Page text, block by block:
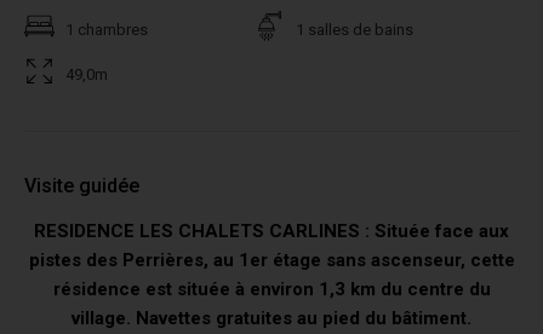
1 chambres 1 salles de bains
49,0m
Visite guidée
RESIDENCE LES CHALETS CARLINES : Située face aux
pistes des Perrières, au 1er étage sans ascenseur, cette
résidence est située à environ 1,3 km du centre du
village. Navettes gratuites au pied du bâtiment.